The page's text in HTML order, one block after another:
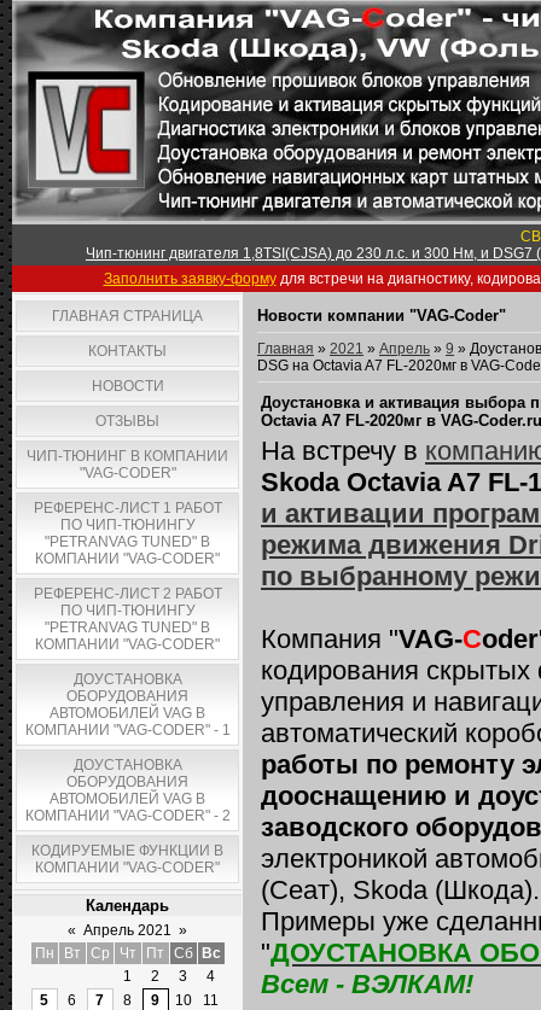
Чип-тюнинг двигателя 1,8TSI(CJSA) до 230 л.с. и 300 Нм, и
Заполнить заявку-формудля встречи на диагностику,
ГЛАВНАЯ СТРАНИЦА
КОНТАКТЫ
НОВОСТИ
ОТЗЫВЫ
ЧИП-ТЮНИНГ В КОМПАНИИ
"VAG-CODER"
РЕФЕРЕНС-ЛИСТ 1 РАБОТ
ПО ЧИП-ТЮНИНГУ
"PETRANVAG TUNED" В
КОМПАНИИ "VAG-CODER"
РЕФЕРЕНС-ЛИСТ 2 РАБОТ
ПО ЧИП-ТЮНИНГУ
"PETRANVAG TUNED" В
КОМПАНИИ "VAG-CODER"
ДОУСТАНОВКА
ОБОРУДОВАНИЯ
АВТОМОБИЛЕЙ VAG В
КОМПАНИИ "VAG-CODER" - 1
ДОУСТАНОВКА
ОБОРУДОВАНИЯ
АВТОМОБИЛЕЙ VAG В
КОМПАНИИ "VAG-CODER" - 2
КОДИРУЕМЫЕ ФУНКЦИИ В
КОМПАНИИ "VAG-CODER"
Календарь
« Апрель 2021 »
Пн
Вт Ср Чт Пт Сб
Вс
1
2 3
4
5
6 7 8 9 10
11
Новости компании "VAG-Coder"
Главная » 2021 » Апрель » 9 »
DSG на Octavia A7 FL-2020мг в VAG-
Доустановка и активация выбора
Octavia A7 FL-2020мг в VAG-
На встречу в
Skoda Octavia A7 FL-
и активации
режима движения
по выбранному
Компания "VAG-Coder
кодирования
управления и
автоматический
работы по ремонту
дооснащению и
заводского
электроникой
(Сеат), Skoda (Шкода).
Примеры уже
"ДОУСТАНОВКА
Всем - ВЭЛКАМ!